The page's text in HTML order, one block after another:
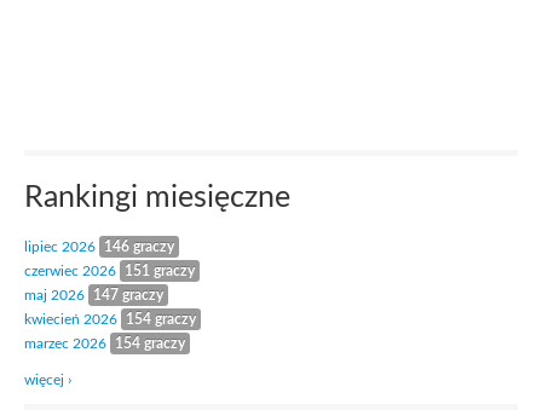
Rankingi miesięczne
lipiec 2026
146 graczy
czerwiec 2026
151 graczy
maj 2026
147 graczy
kwiecień 2026
154 graczy
marzec 2026
154 graczy
więcej ›